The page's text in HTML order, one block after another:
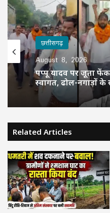
छत्तीसगढ़
August 8, 2026
पप्पू यादव पर जूता
स्वागत, ढोल-नगाड़ों के
Related Articles